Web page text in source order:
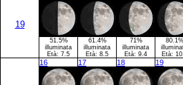
19
51.5%
illuminata
Età: 7.5
61.4%
illuminata
Età: 8.5
71%
illuminata
Età: 9.4
80.1%
Età:
16 17 18 19